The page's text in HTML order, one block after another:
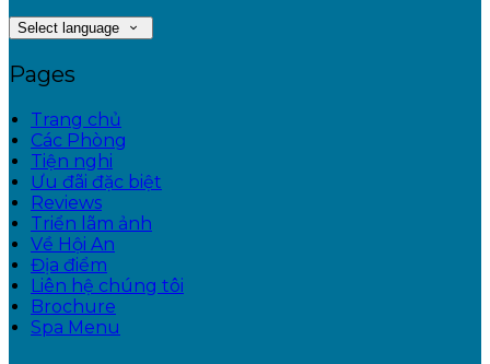
Select language
Pages
Trang chủ
Các Phòng
Tiện nghi
Ưu đãi đặc biệt
Reviews
Triển lãm ảnh
Về Hội An
Địa điểm
Liên hệ chúng tôi
Brochure
Spa Menu